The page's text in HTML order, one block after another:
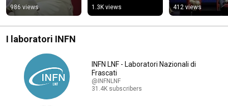
ay
986 views
ay
1.3K views
ay
412 views
I laboratori INFN
INFN LNF - Laboratori Nazionali di
Frascati
@INFNLNF
31.4K subscribers